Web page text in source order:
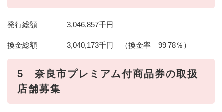
発行総額 3,046,857千円
換金総額 3,040,173千円 （換金率 99.78％）
5 奈良市プレミアム付商品券の取扱
店舗募集